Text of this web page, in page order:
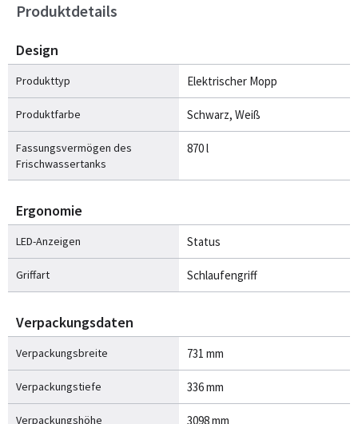
Produktdetails
Design
Produkttyp Elektrischer Mopp
Produktfarbe Schwarz, Weiß
Fassungsvermögen des
Frischwassertanks
870 l
Ergonomie
LED-Anzeigen Status
Griffart Schlaufengriff
Verpackungsdaten
Verpackungsbreite 731 mm
Verpackungstiefe 336 mm
Verpackungshöhe 3098 mm